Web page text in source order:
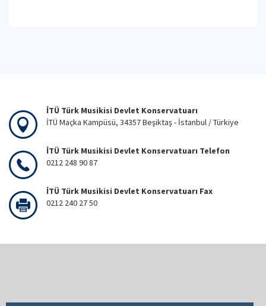
İTÜ Türk Musikisi Devlet Konservatuarı
İTÜ Maçka Kampüsü, 34357 Beşiktaş - İstanbul / Türkiye
İTÜ Türk Musikisi Devlet Konservatuarı Telefon
0212 248 90 87
İTÜ Türk Musikisi Devlet Konservatuarı Fax
0212 240 27 50